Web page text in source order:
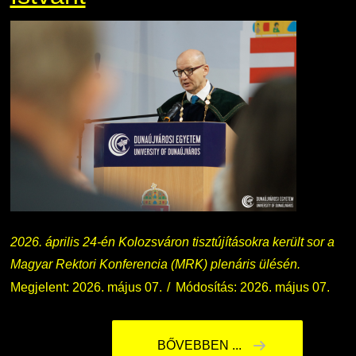
2026. április 24-én Kolozsváron tisztújításokra került sor a
Magyar Rektori Konferencia (MRK) plenáris ülésén.
Megjelent: 2026. május 07.
Módosítás: 2026. május 07.
BŐVEBBEN ...